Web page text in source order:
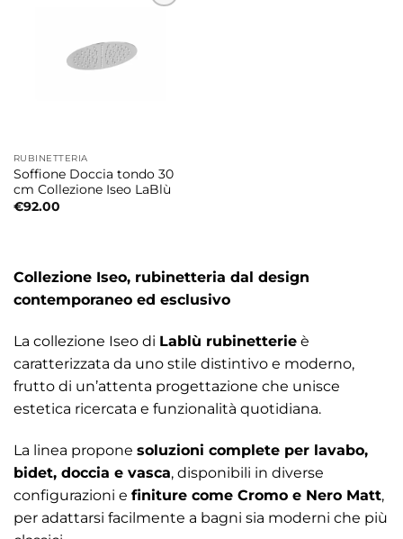
RUBINETTERIA
Soffione Doccia tondo 30
cm Collezione Iseo LaBlù
€92.00
Collezione Iseo, rubinetteria dal design
contemporaneo ed esclusivo
La collezione Iseo di Lablù rubinetterie è
caratterizzata da uno stile distintivo e moderno,
frutto di un’attenta progettazione che unisce
estetica ricercata e funzionalità quotidiana.
La linea propone soluzioni complete per lavabo,
bidet, doccia e vasca, disponibili in diverse
configurazioni e finiture come Cromo e Nero Matt,
per adattarsi facilmente a bagni sia moderni che più